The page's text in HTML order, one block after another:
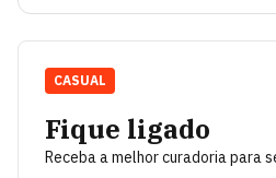
Fique ligado
Receba a melhor curadoria para
CASUAL